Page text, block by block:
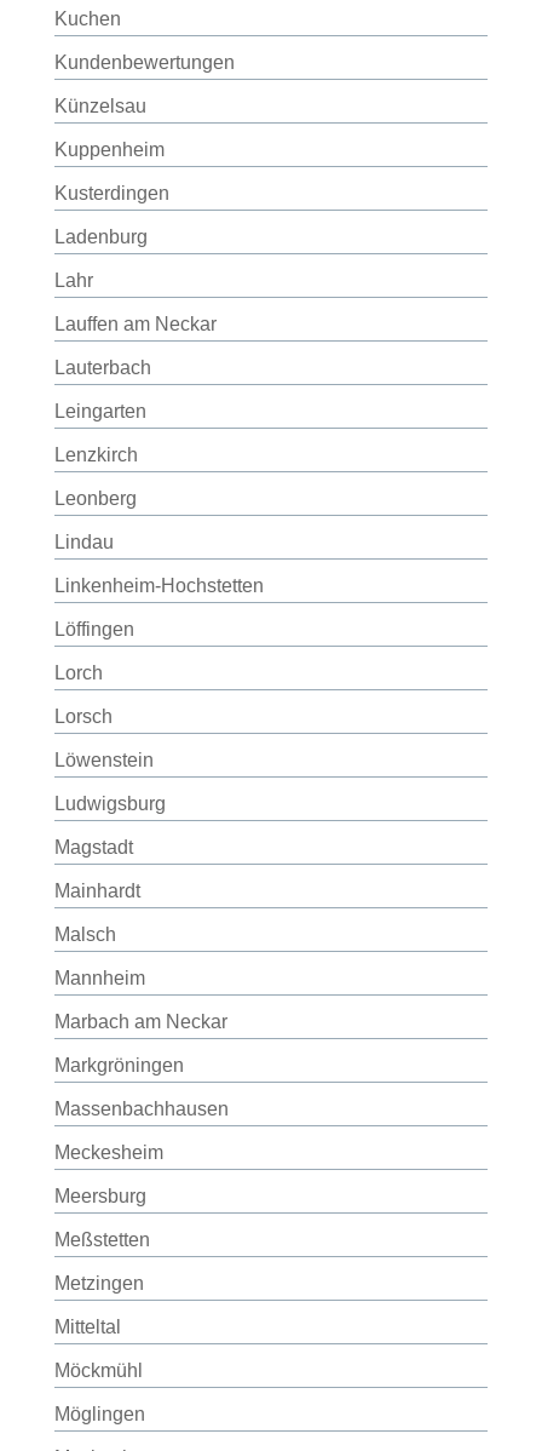
Kuchen
Kundenbewertungen
Künzelsau
Kuppenheim
Kusterdingen
Ladenburg
Lahr
Lauffen am Neckar
Lauterbach
Leingarten
Lenzkirch
Leonberg
Lindau
Linkenheim-Hochstetten
Löffingen
Lorch
Lorsch
Löwenstein
Ludwigsburg
Magstadt
Mainhardt
Malsch
Mannheim
Marbach am Neckar
Markgröningen
Massenbachhausen
Meckesheim
Meersburg
Meßstetten
Metzingen
Mitteltal
Möckmühl
Möglingen